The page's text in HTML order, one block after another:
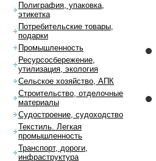
Полиграфия, упаковка,
этикетка
Потребительские товары,
подарки
Промышленность
Ресурсосбережение,
утилизация, экология
Сельское хозяйство, АПК
Строительство, отделочные
материалы
Судостроение, судоходство
Текстиль. Легкая
промышленность
Транспорт, дороги,
инфраструктура